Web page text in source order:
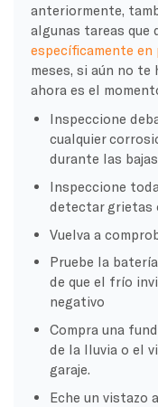
anteriormente,
algunas tareas que
específicamente en
meses, si aún no te
ahora es el
Inspeccione
cualquier
durante las
Inspeccione
detectar grietas
Vuelva a
Pruebe la
de que el frío
negativo
Compra una
de la lluvia o el
garaje.
Eche un vistazo